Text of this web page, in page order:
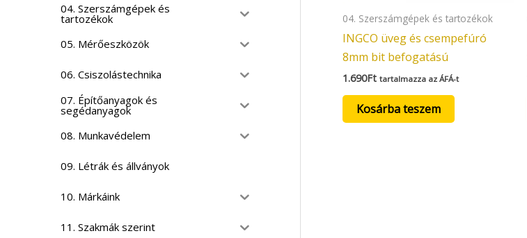
04. Szerszámgépek és
tartozékok
05. Mérőeszközök
06. Csiszolástechnika
07. Építőanyagok és
segédanyagok
08. Munkavédelem
09. Létrák és állványok
10. Márkáink
11. Szakmák szerint
04. Szerszámgépek és tartozékok
INGCO üveg és csempefúró
8mm bit befogatású
1.690Ft tartalmazza az ÁFÁ-t
Kosárba teszem